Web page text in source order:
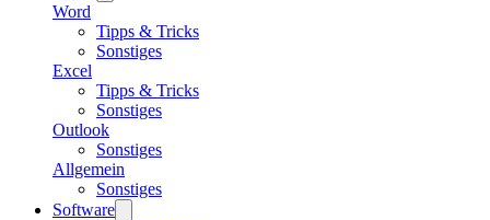
Word
Tipps & Tricks
Sonstiges
Excel
Tipps & Tricks
Sonstiges
Outlook
Sonstiges
Allgemein
Sonstiges
Software